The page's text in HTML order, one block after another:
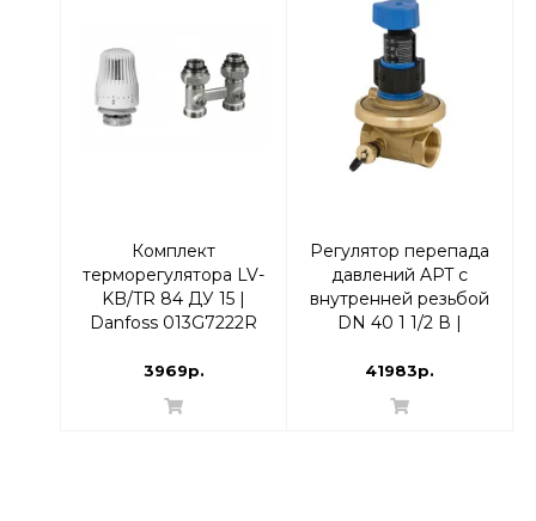
Комплект
терморегулятора LV-
KB/TR 84 ДУ 15 |
Danfoss 013G7222R
3969р.
Регулятор перепада
давлений APT с
внутренней резьбой
DN 40 1 1/2 В |
41983р.